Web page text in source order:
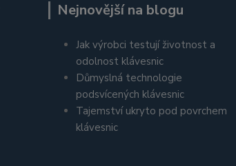
Nejnovější na blogu
Jak výrobci testují životnost a
odolnost klávesnic
Důmyslná technologie
podsvícených klávesnic
Tajemství ukryto pod povrchem
klávesnic